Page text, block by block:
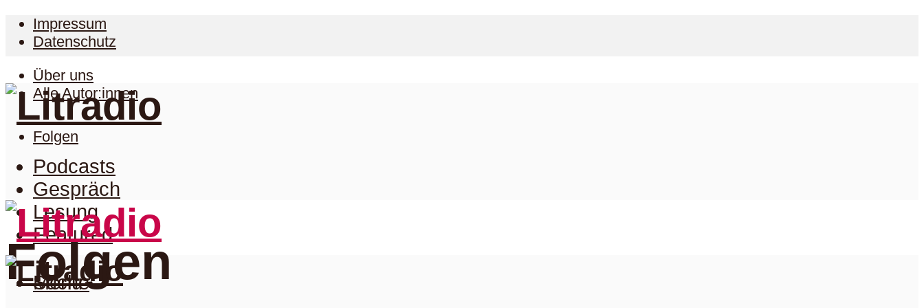
Impressum
Datenschutz
Über uns
Alle Autor:innen
Folgen
Folgen
Podcasts
Gespräch
Lesung
Featured
Menu
Suche